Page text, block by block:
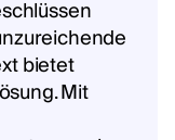
bietet
Mit